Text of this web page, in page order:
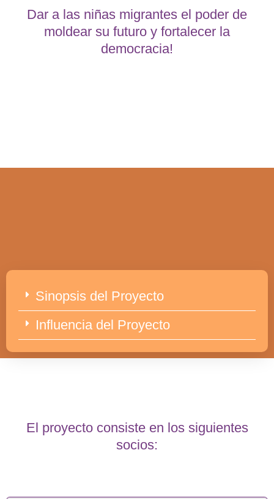
Dar a las niñas migrantes el poder de
moldear su futuro y fortalecer la
democracia!
Sinopsis del Proyecto
Influencia del Proyecto
El proyecto consiste en los siguientes
socios: